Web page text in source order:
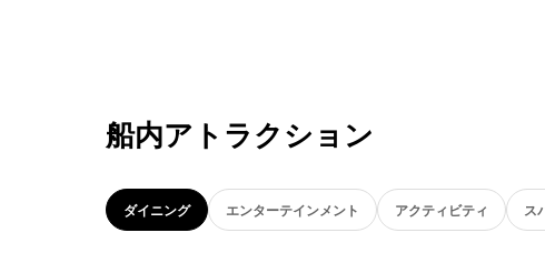
船内アトラクション
ダイニング エンターテインメント アクティビティ ス